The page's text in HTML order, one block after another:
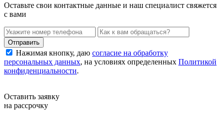
Оставьте свои контактные данные и наш специалист свяжется
с вами
Нажимая кнопку, даю согласие на обработку
персональных данных, на условиях определенных Политикой
конфиденциальности.
Оставить заявку
на рассрочку